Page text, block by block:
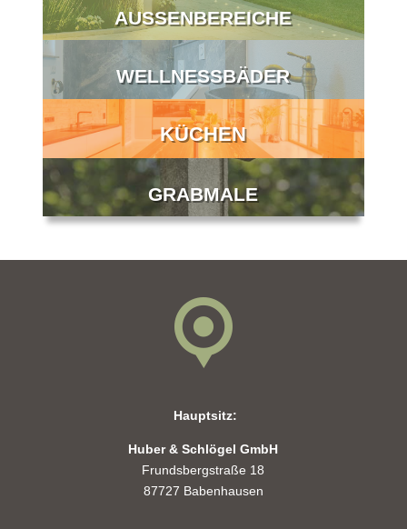
AUSSENBEREICHE
WELLNESSBÄDER
KÜCHEN
GRABMALE
Hauptsitz:
Huber & Schlögel GmbH
Frundsbergstraße 18
87727 Babenhausen